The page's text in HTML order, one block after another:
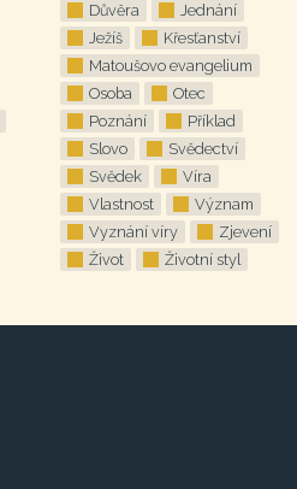
Důvěra
Jednání
Ježíš
Křesťanství
Matoušovo evangelium
Osoba
Otec
Poznání
Příklad
Slovo
Svědectví
Svědek
Víra
Vlastnost
Význam
Vyznání víry
Zjevení
Život
Životní styl